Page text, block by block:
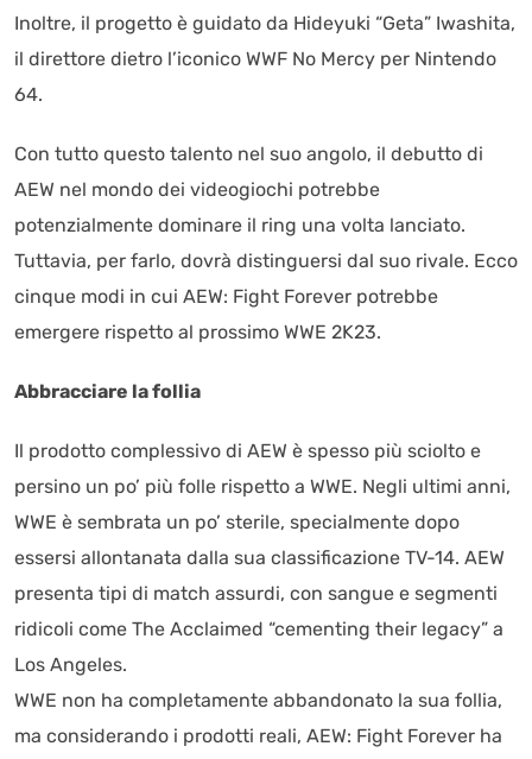
Inoltre, il progetto è guidato da Hideyuki “Geta” Iwashita,
il direttore dietro l’iconico WWF No Mercy per Nintendo
64.
Con tutto questo talento nel suo angolo, il debutto di
AEW nel mondo dei videogiochi potrebbe
potenzialmente dominare il ring una volta lanciato.
Tuttavia, per farlo, dovrà distinguersi dal suo rivale. Ecco
cinque modi in cui AEW: Fight Forever potrebbe
emergere rispetto al prossimo WWE 2K23.
Abbracciare la follia
Il prodotto complessivo di AEW è spesso più sciolto e
persino un po’ più folle rispetto a WWE. Negli ultimi anni,
WWE è sembrata un po’ sterile, specialmente dopo
essersi allontanata dalla sua classificazione TV-14. AEW
presenta tipi di match assurdi, con sangue e segmenti
ridicoli come The Acclaimed “cementing their legacy” a
Los Angeles.
WWE non ha completamente abbandonato la sua follia,
ma considerando i prodotti reali, AEW: Fight Forever ha